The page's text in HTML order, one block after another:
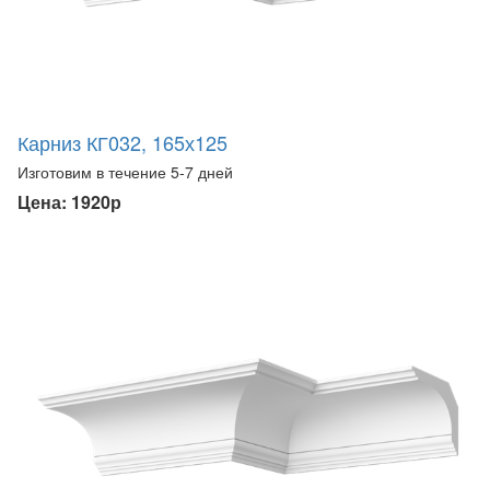
Карниз КГ032, 165х125
Изготовим в течение 5-7 дней
Цена: 1920р